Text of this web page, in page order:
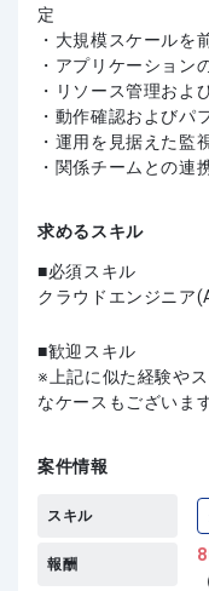
定
・大規模スケールを
・アプリケーション
・リソース管理およ
・動作確認およびパ
・運用を見据えた監
・関係チームとの連
求めるスキル
必須スキル
クラウドエンジニア
歓迎スキル
上記に似た経験や
なケースもございま
案件情報
スキル
報酬